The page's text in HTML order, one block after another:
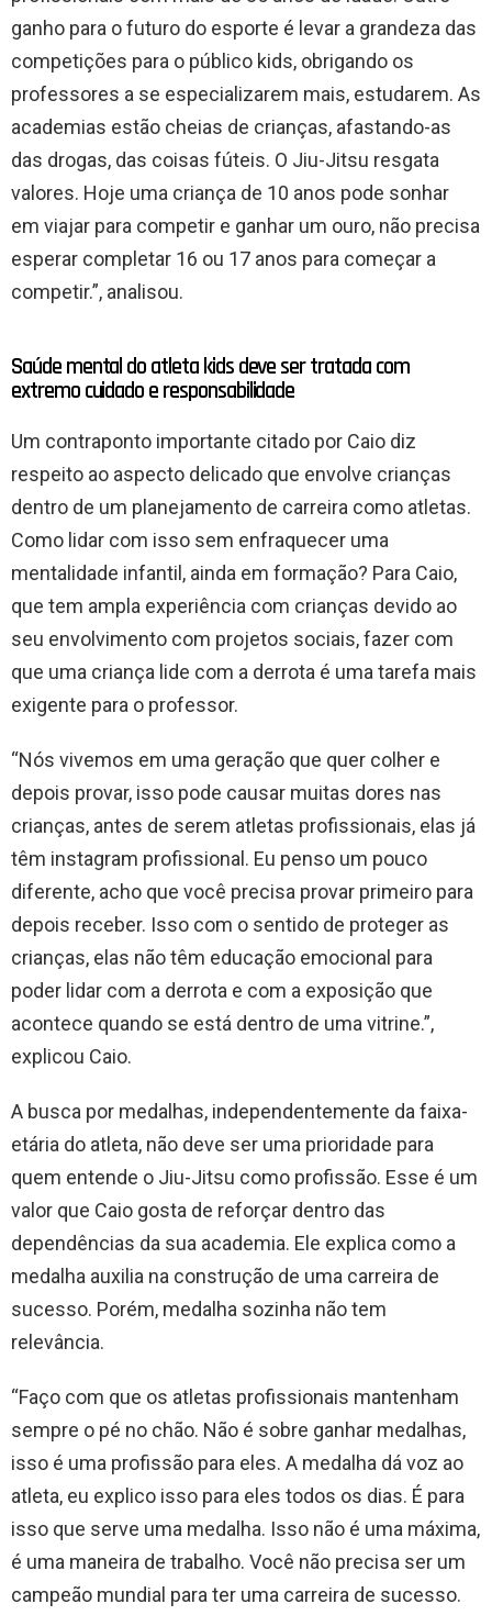
ganho para o futuro do esporte é levar a grandeza das
competições para o público kids, obrigando os
professores a se especializarem mais, estudarem. As
academias estão cheias de crianças, afastando-as
das drogas, das coisas fúteis. O Jiu-Jitsu resgata
valores. Hoje uma criança de 10 anos pode sonhar
em viajar para competir e ganhar um ouro, não precisa
esperar completar 16 ou 17 anos para começar a
competir.”, analisou.
Saúde mental do atleta kids deve ser tratada com
extremo cuidado e responsabilidade
Um contraponto importante citado por Caio diz
respeito ao aspecto delicado que envolve crianças
dentro de um planejamento de carreira como atletas.
Como lidar com isso sem enfraquecer uma
mentalidade infantil, ainda em formação? Para Caio,
que tem ampla experiência com crianças devido ao
seu envolvimento com projetos sociais, fazer com
que uma criança lide com a derrota é uma tarefa mais
exigente para o professor.
“Nós vivemos em uma geração que quer colher e
depois provar, isso pode causar muitas dores nas
crianças, antes de serem atletas profissionais, elas já
têm instagram profissional. Eu penso um pouco
diferente, acho que você precisa provar primeiro para
depois receber. Isso com o sentido de proteger as
crianças, elas não têm educação emocional para
poder lidar com a derrota e com a exposição que
acontece quando se está dentro de uma vitrine.”,
explicou Caio.
A busca por medalhas, independentemente da faixa-
etária do atleta, não deve ser uma prioridade para
quem entende o Jiu-Jitsu como profissão. Esse é um
valor que Caio gosta de reforçar dentro das
dependências da sua academia. Ele explica como a
medalha auxilia na construção de uma carreira de
sucesso. Porém, medalha sozinha não tem
relevância.
“Faço com que os atletas profissionais mantenham
sempre o pé no chão. Não é sobre ganhar medalhas,
isso é uma profissão para eles. A medalha dá voz ao
atleta, eu explico isso para eles todos os dias. É para
isso que serve uma medalha. Isso não é uma máxima,
é uma maneira de trabalho. Você não precisa ser um
campeão mundial para ter uma carreira de sucesso.